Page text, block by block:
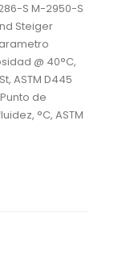
S M-2950-S
Steiger
@ 40°C,
ASTM D445
de
°C, ASTM